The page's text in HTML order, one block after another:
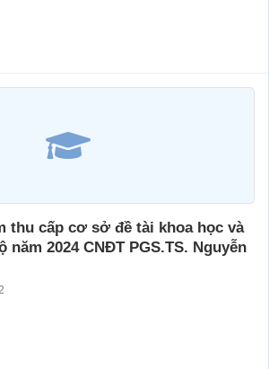
thu cấp cơ sở đề tài khoa học và
năm 2024 CNĐT PGS.TS. Nguyễn